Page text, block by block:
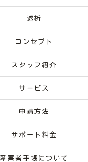
透析
コンセプト
スタッフ紹介
サービス
申請方法
サポート料金
障害者手帳について